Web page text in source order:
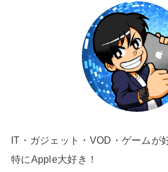
IT・ガジェット・VOD・ゲームが
特にApple大好き！